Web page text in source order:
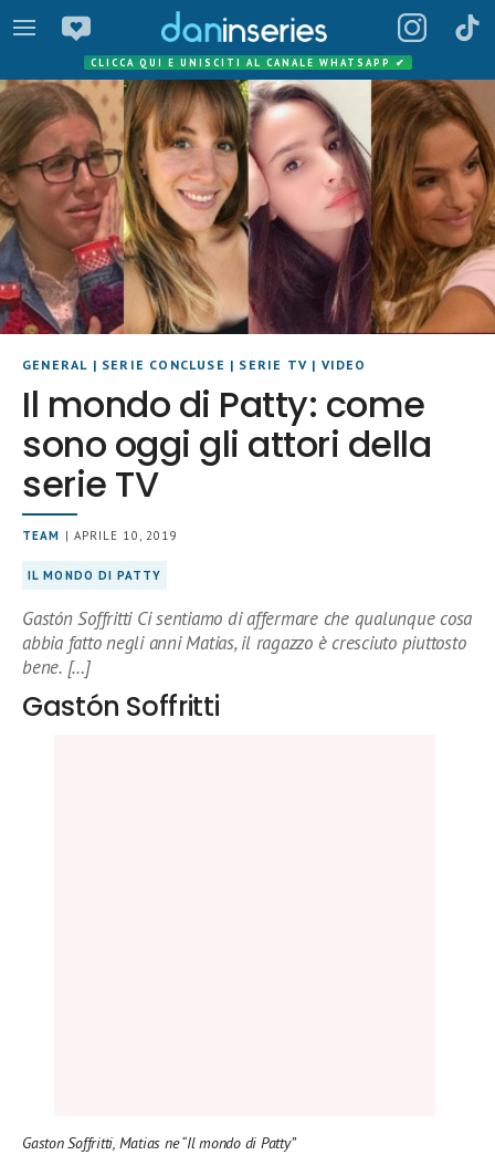
CLICCA QUI E UNISCITI AL CANALE WHATSAPP ✔
GENERAL | SERIE CONCLUSE | SERIE TV | VIDEO
Il mondo di Patty: come
sono oggi gli attori della
serie TV
TEAM | APRILE 10, 2019
IL MONDO DI PATTY
Gastón Soffritti Ci sentiamo di affermare che qualunque cosa
abbia fatto negli anni Matias, il ragazzo è cresciuto piuttosto
bene. […]
Gastón Soffritti
Gaston Soffritti, Matias ne “Il mondo di Patty”